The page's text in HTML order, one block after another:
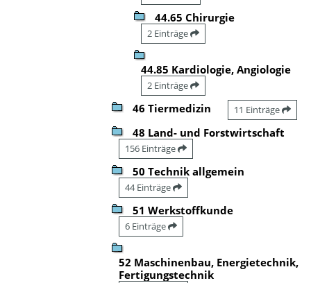
44.65 Chirurgie
2 Einträge
44.85 Kardiologie, Angiologie
2 Einträge
46 Tiermedizin 11 Einträge
48 Land- und Forstwirtschaft
156 Einträge
50 Technik allgemein
44 Einträge
51 Werkstoffkunde
6 Einträge
52 Maschinenbau, Energietechnik,
Fertigungstechnik